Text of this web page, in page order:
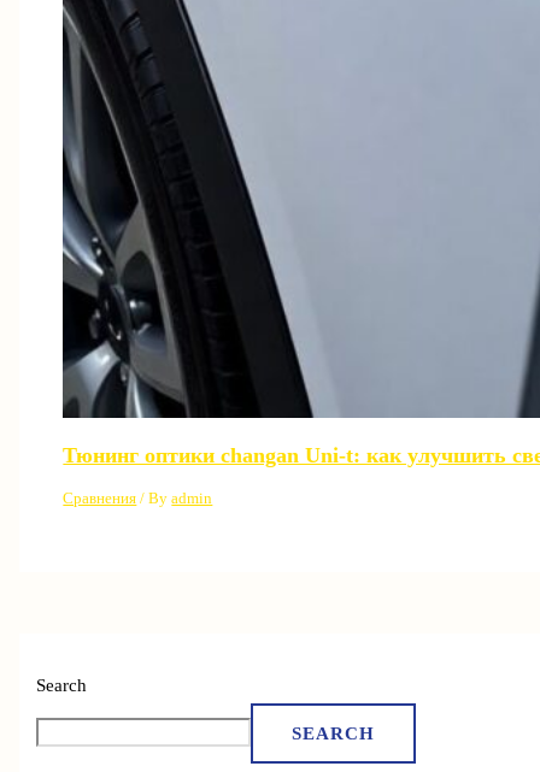
Search
SEARCH
Тюнинг оптики changan Uni-t: как улучшить
Сравнения / Byadmin